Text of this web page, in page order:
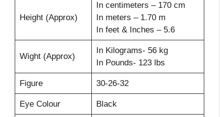
Height (Approx)
In centimeters – 170 cm
In meters – 1.70 m
In feet & Inches – 5.6
Wight (Approx)
In Kilograms- 56 kg
In Pounds- 123 lbs
Figure 30-26-32
Eye Colour Black